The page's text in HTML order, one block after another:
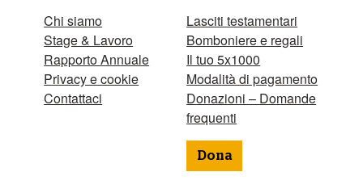
Chi siamo
Stage & Lavoro
Rapporto Annuale
Privacy e cookie
Contattaci
Lasciti testamentari
Bomboniere e regali
Il tuo 5x1000
Modalità di pagamento
Donazioni – Domande
frequenti
Dona